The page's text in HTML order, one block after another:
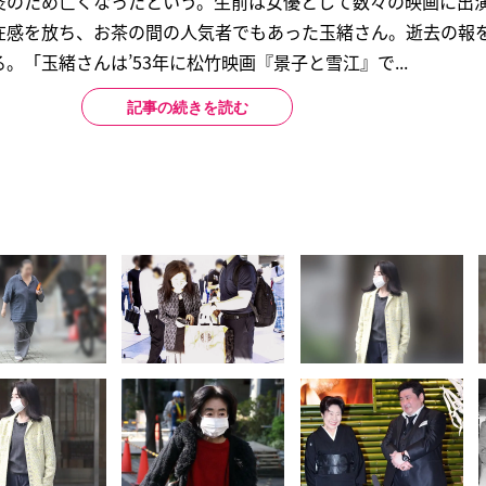
を放ち、お茶の間の人気者でもあった玉緒さん。逝去の報
「玉緒さんは’53年に松竹映画『景子と雪江』で...
記事の続きを読む